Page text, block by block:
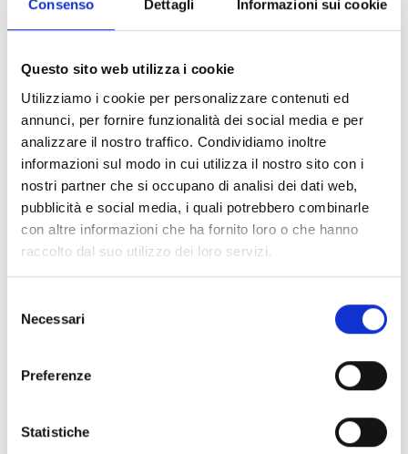
Consenso Dettagli Informazioni sui cookie
Questo sito web utilizza i cookie
Utilizziamo i cookie per personalizzare contenuti ed
annunci, per fornire funzionalità dei social media e per
analizzare il nostro traffico. Condividiamo inoltre
informazioni sul modo in cui utilizza il nostro sito con i
nostri partner che si occupano di analisi dei dati web,
pubblicità e social media, i quali potrebbero combinarle
con altre informazioni che ha fornito loro o che hanno
raccolto dal suo utilizzo dei loro servizi.
delNecessari
Preferenze
Statistiche
CONDIVIDI
Conosci Obiettivo Europa?
Prova gratis